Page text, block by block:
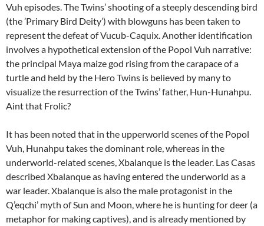
Vuh episodes. The Twins’ shooting of a steeply descending bird
(the ’Primary Bird Deity’) with blowguns has been taken to
represent the defeat of Vucub-Caquix. Another identification
involves a hypothetical extension of the Popol Vuh narrative:
the principal Maya maize god rising from the carapace of a
turtle and held by the Hero Twins is believed by many to
visualize the resurrection of the Twins’ father, Hun-Hunahpu.
Aint that Frolic?
It has been noted that in the upperworld scenes of the Popol
Vuh, Hunahpu takes the dominant role, whereas in the
underworld-related scenes, Xbalanque is the leader. Las Casas
described Xbalanque as having entered the underworld as a
war leader. Xbalanque is also the male protagonist in the
Q’eqchi’ myth of Sun and Moon, where he is hunting for deer (a
metaphor for making captives), and is already mentioned by